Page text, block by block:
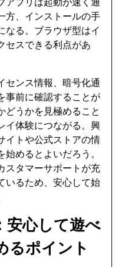
方、インストールの手
なる。ブラウザ型はイ
セスできる利点があ
センス情報、暗号化通
事前に確認することが
どうかを見極めること
イ体験につながる。興
イトや公式ストアの情
めるとよいだろう。
スタマーサポートが充
いるため、安心して始
安心して遊べ
るポイント